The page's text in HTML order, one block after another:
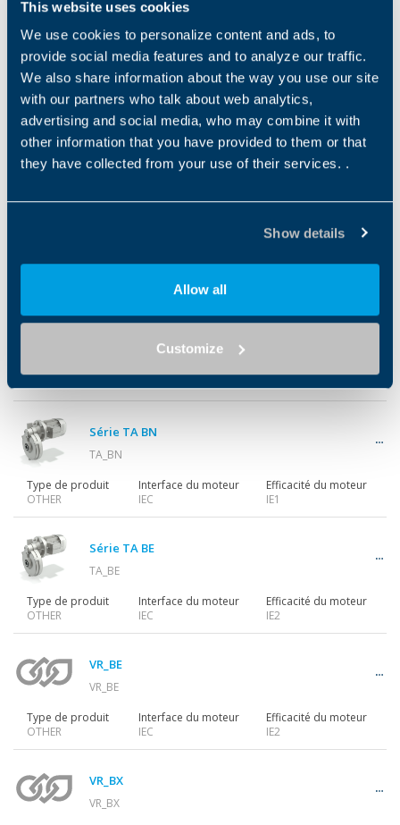
This website uses cookies
We use cookies to personalize content and ads, to
provide social media features and to analyze our traffic.
We also share information about the way you use our site
with our partners who talk about web analytics,
advertising and social media, who may combine it with
other information that you have provided to them or that
they have collected from your use of their services. .
Show details
Allow all
Customize
OTHER
IE3
V_BN
V_BN
Type de produit
OTHER
Interface du moteur
IEC
Efficacité du moteur
IE1
Inverter DGM-MPM
INVERTER
Inverter DGM
Série TA BN
TA_BN
Type de produit
OTHER
Interface du moteur
IEC
Efficacité du moteur
IE1
Série TA BE
TA_BE
Type de produit
OTHER
Interface du moteur
IEC
Efficacité du moteur
IE2
VR_BE
VR_BE
Type de produit
OTHER
Interface du moteur
IEC
Efficacité du moteur
IE2
VR_BX
VR_BX